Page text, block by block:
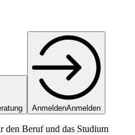
AnmeldenAnmelden
den Beruf und das Studium